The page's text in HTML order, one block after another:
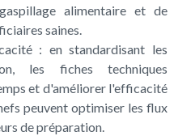
alimentaire et de
saines.
: en standardisant les
les fiches techniques
et d'améliorer l'efficacité
peuvent optimiser les flux
de préparation.